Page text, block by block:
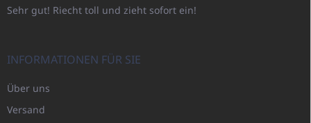
Sehr gut! Riecht toll und zieht sofort ein!
INFORMATIONEN FÜR SIE
Über uns
Versand